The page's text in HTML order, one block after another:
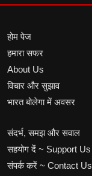
होम पेज
हमारा सफर
About Us
विचार और सुझाव
भारत बोलेगा में अवसर
संदर्भ, समझ और सवाल
सहयोग दें ~ Support Us
संपर्क करें ~ Contact Us